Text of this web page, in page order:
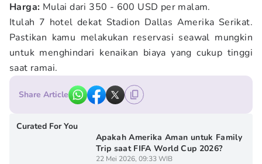
Harga: Mulai dari 350 - 600 USD per malam.
Itulah 7 hotel dekat Stadion Dallas Amerika Serikat.
Pastikan kamu melakukan reservasi seawal mungkin
untuk menghindari kenaikan biaya yang cukup tinggi
saat ramai.
Share Article
Curated For You
Apakah Amerika Aman untuk Family
Trip saat FIFA World Cup 2026?
22 Mei 2026, 09:33 WIB